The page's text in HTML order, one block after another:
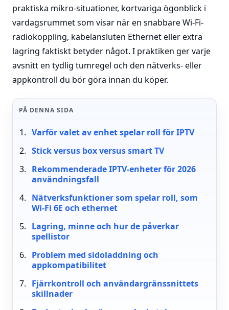
praktiska mikro-situationer, kortvariga ögonblick i
vardagsrummet som visar när en snabbare Wi-Fi-
radiokoppling, kabelansluten Ethernet eller extra
lagring faktiskt betyder något. I praktiken ger varje
avsnitt en tydlig tumregel och den nätverks- eller
appkontroll du bör göra innan du köper.
PÅ DENNA SIDA
Varför valet av enhet spelar roll för IPTV
Stick versus box versus smart TV
Rekommenderade IPTV-enheter för 2026
användningsfall
Nätverksfunktioner som spelar roll, som
Wi-Fi 6E och ethernet
Lagring, minne och hur de påverkar
spellistor
Problem med sidoladdning och
appkompatibilitet
Fjärrkontroll och användargränssnittets
skillnader